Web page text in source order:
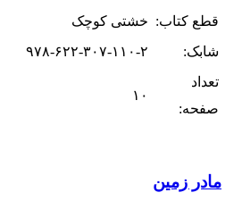
قطع کتاب: خشتی کوچک
شابک:
۹۷۸-۶۲۲-۳۰۷-۱۱۰-۲
تعداد
صفحه:
۱۰
مادر زمین